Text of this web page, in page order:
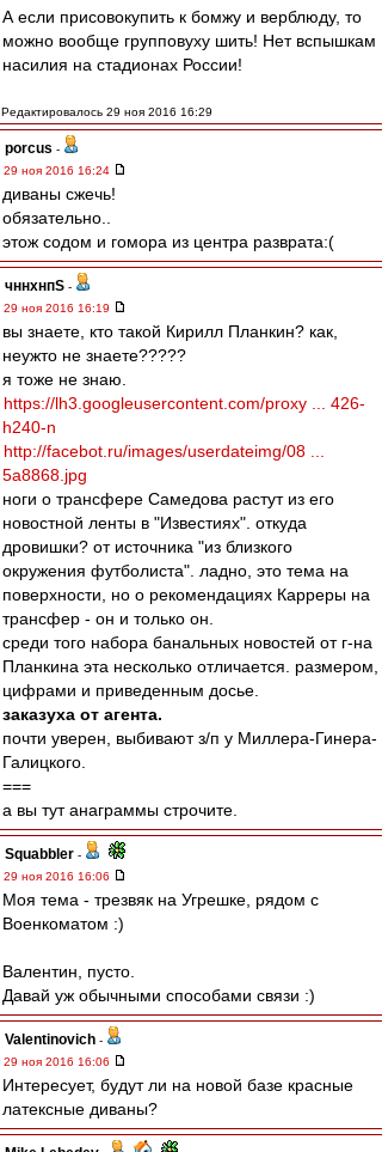
А если присовокупить к бомжу и верблюду, то
можно вообще групповуху шить! Нет вспышкам
насилия на стадионах России!
Редактировалось 29 ноя 2016 16:29
porcus -
29 ноя 2016 16:24
диваны сжечь!
обязательно..
этож содом и гомора из центра разврата:(
чннхнпS -
29 ноя 2016 16:19
вы знаете, кто такой Кирилл Планкин? как,
неужто не знаете?????
я тоже не знаю.
https://lh3.googleusercontent.com/proxy ... 426-
h240-n
http://facebot.ru/images/userdateimg/08 ...
5a8868.jpg
ноги о трансфере Самедова растут из его
новостной ленты в "Известиях". откуда
дровишки? от источника "из близкого
окружения футболиста". ладно, это тема на
поверхности, но о рекомендациях Карреры на
трансфер - он и только он.
среди того набора банальных новостей от г-на
Планкина эта несколько отличается. размером,
цифрами и приведенным досье.
заказуха от агента.
почти уверен, выбивают з/п у Миллера-Гинера-
Галицкого.
===
а вы тут анаграммы строчите.
Squabbler -
29 ноя 2016 16:06
Моя тема - трезвяк на Угрешке, рядом с
Военкоматом :)
Валентин, пусто.
Давай уж обычными способами связи :)
Valentinovich -
29 ноя 2016 16:06
Интересует, будут ли на новой базе красные
латексные диваны?